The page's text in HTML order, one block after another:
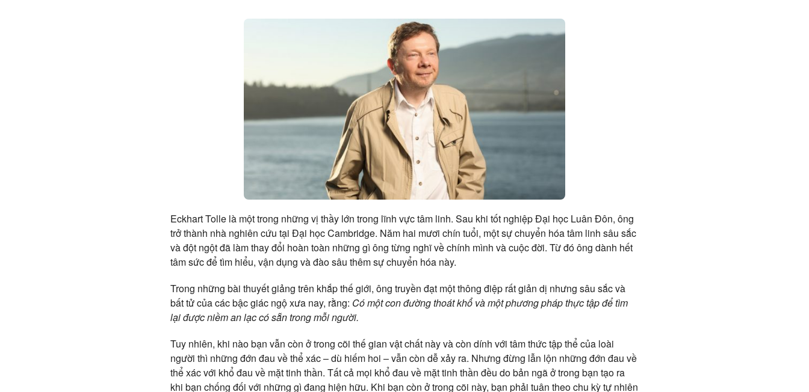
Eckhart Tolle là một trong những vị thầy lớn trong lĩnh vực tâm linh. Sau khi tốt nghiệp Đại học Luân Đôn, ông
trở thành nhà nghiên cứu tại Đại học Cambridge. Năm hai mươi chín tuổi, một sự chuyển hóa tâm linh sâu sắc
và đột ngột đã làm thay đổi hoàn toàn những gì ông từng nghĩ về chính mình và cuộc đời. Từ đó ông dành hết
tâm sức để tìm hiểu, vận dụng và đào sâu thêm sự chuyển hóa này.
Trong những bài thuyết giảng trên khắp thế giới, ông truyền đạt một thông điệp rất giản dị nhưng sâu sắc và
bất tử của các bậc giác ngộ xưa nay, rằng: Có một con đường thoát khổ và một phương pháp thực tập để tìm
lại được niềm an lạc có sẵn trong mỗi người.
Tuy nhiên, khi nào bạn vẫn còn ở trong cõi thế gian vật chất này và còn dính với tâm thức tập thể của loài
người thì những đớn đau về thể xác – dù hiếm hoi – vẫn còn dễ xảy ra. Nhưng đừng lẫn lộn những đớn đau về
thể xác với khổ đau về mặt tinh thần. Tất cả mọi khổ đau về mặt tinh thần đều do bản ngã ở trong bạn tạo ra
khi bạn chống đối với những gì đang hiện hữu. Khi bạn còn ở trong cõi này, bạn phải tuân theo chu kỳ tự nhiên